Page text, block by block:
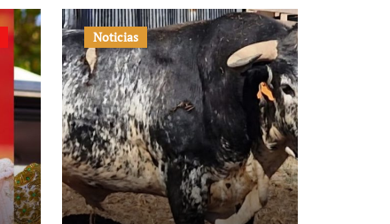
Noticias